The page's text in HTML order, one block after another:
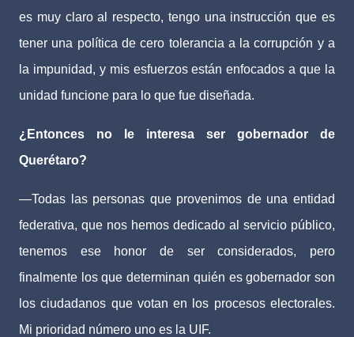
es muy claro al respecto, tengo una instrucción que es
tener una política de cero tolerancia a la corrupción y a
la impunidad, y mis esfuerzos están enfocados a que la
unidad funcione para lo que fue diseñada.
¿Entonces no le interesa ser gobernador de
Querétaro?
—Todas las personas que provenimos de una entidad
federativa, que nos hemos dedicado al servicio público,
tenemos ese honor de ser considerados, pero
finalmente los que determinan quién es gobernador son
los ciudadanos que votan en los procesos electorales.
Mi prioridad número uno es la UIF.